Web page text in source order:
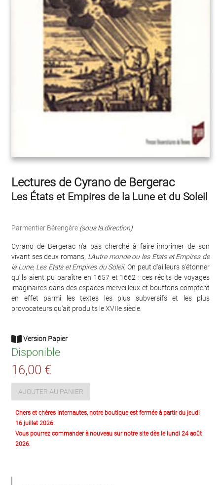
Lectures de Cyrano de Bergerac
Les États et Empires de la Lune et du Soleil
Parmentier Bérengère (sous la direction)
Cyrano de Bergerac n'a pas cherché à faire imprimer de son
vivant ses deux romans, L'Autre monde ou les Etats et Empires de
la Lune, Les Etats et Empires du Soleil. On peut d'ailleurs s'étonner
qu'ils aient pu paraître en 1657 et 1662 : ces récits de voyages
imaginaires dans des espaces merveilleux et bouffons comptent
en effet parmi les textes les plus subversifs et les plus
provocateurs qu'ait produits le XVIIe siècle.
Version Papier
Disponible
16,00 €
AJOUTER AU PANIER
Chers et chères Internautes, notre boutique est fermée à partir du jeudi
16 juillet 2026.
Vous pourrez commander à nouveau sur notre site dès le lundi 24 août
2026.